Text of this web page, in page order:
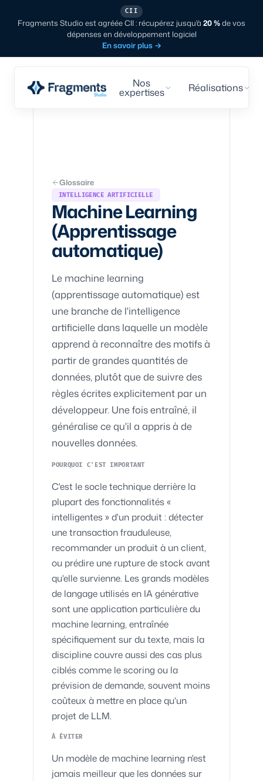
CII
Fragments Studio est agréée CII : récupérez jusqu'à 20 %de vos
dépenses en développement logiciel
En savoir plus →
Nos
expertises Réalisations
Glossaire
INTELLIGENCE ARTIFICIELLE
Machine Learning
(Apprentissage
automatique)
Le machine learning
(apprentissage automatique) est
une branche de l'intelligence
artificielle dans laquelle un modèle
apprend à reconnaître des motifs à
partir de grandes quantités de
données, plutôt que de suivre des
règles écrites explicitement par un
développeur. Une fois entraîné, il
généralise ce qu'il a appris à de
nouvelles données.
POURQUOI C'EST IMPORTANT
C'est le socle technique derrière la
plupart des fonctionnalités «
intelligentes » d'un produit : détecter
une transaction frauduleuse,
recommander un produit à un client,
ou prédire une rupture de stock avant
qu'elle survienne. Les grands modèles
de langage utilisés en IA générative
sont une application particulière du
machine learning, entraînée
spécifiquement sur du texte, mais la
discipline couvre aussi des cas plus
ciblés comme le scoring ou la
prévision de demande, souvent moins
coûteux à mettre en place qu'un
projet de LLM.
À ÉVITER
Un modèle de machine learning n'est
jamais meilleur que les données sur